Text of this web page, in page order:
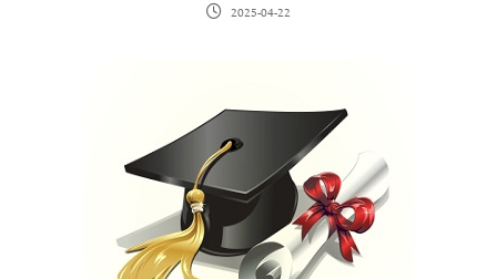
2025-04-22